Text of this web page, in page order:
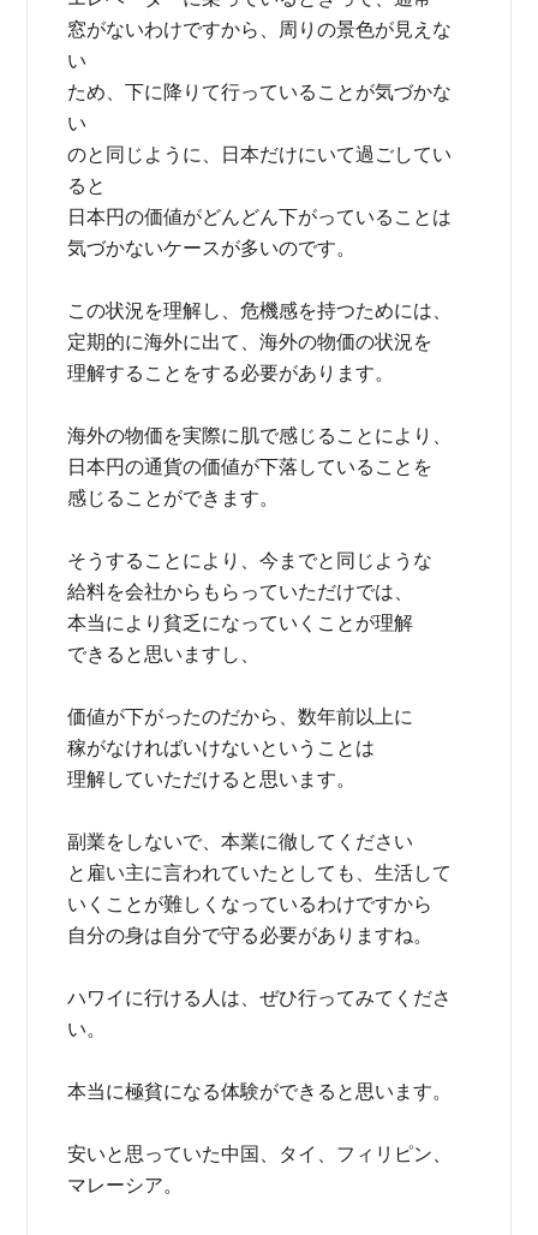
窓がないわけですから、周りの景色が見えな
い
ため、下に降りて行っていることが気づかな
い
のと同じように、日本だけにいて過ごしてい
ると
日本円の価値がどんどん下がっていることは
気づかないケースが多いのです。
この状況を理解し、危機感を持つためには、
定期的に海外に出て、海外の物価の状況を
理解することをする必要があります。
海外の物価を実際に肌で感じることにより、
日本円の通貨の価値が下落していることを
感じることができます。
そうすることにより、今までと同じような
給料を会社からもらっていただけでは、
本当により貧乏になっていくことが理解
できると思いますし、
価値が下がったのだから、数年前以上に
稼がなければいけないということは
理解していただけると思います。
副業をしないで、本業に徹してください
と雇い主に言われていたとしても、生活して
いくことが難しくなっているわけですから
自分の身は自分で守る必要がありますね。
ハワイに行ける人は、ぜひ行ってみてくださ
い。
本当に極貧になる体験ができると思います。
安いと思っていた中国、タイ、フィリピン、
マレーシア。